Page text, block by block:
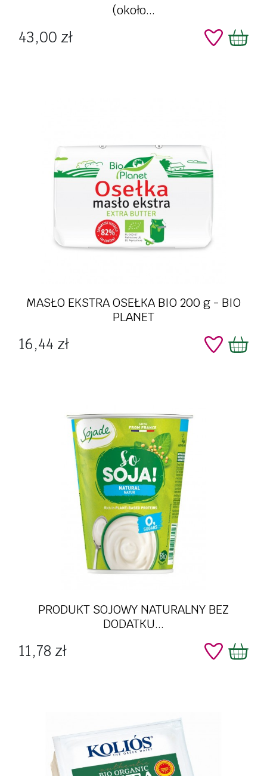
(około...
Cena
43,00 zł
MASŁO EKSTRA OSEŁKA BIO 200 g - BIO
PLANET
Cena
16,44 zł
PRODUKT SOJOWY NATURALNY BEZ
DODATKU...
Cena
11,78 zł